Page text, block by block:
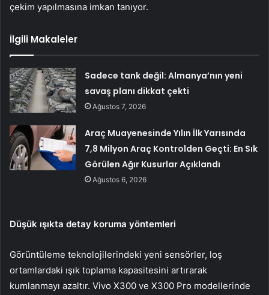
çekim yapılmasına imkan tanıyor.
İlgili Makaleler
Sadece tank değil: Almanya’nın yeni
savaş planı dikkat çekti
Ağustos 7, 2026
Araç Muayenesinde Yılın İlk Yarısında
7,8 Milyon Araç Kontrolden Geçti: En Sık
Görülen Ağır Kusurlar Açıklandı
Ağustos 6, 2026
Düşük ışıkta detay koruma yöntemleri
Görüntüleme teknolojilerindeki yeni sensörler, loş
ortamlardaki ışık toplama kapasitesini artırarak
kumlanmayı azaltır. Vivo X300 ve X300 Pro modellerinde